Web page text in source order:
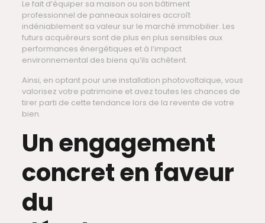
Le fait d’équiper sa maison ou son bâtiment
professionnel de panneaux solaires accroît
indéniablement sa valeur sur le marché immobilier. Les
futurs acquéreurs sont de plus en plus sensibles aux
performances énergétiques et à l’impact
environnemental des biens qu’ils achètent.
Ainsi, en optant pour une installation photovoltaïque, vous
valorisez votre patrimoine et avez toutes les chances de
tirer parti de cette tendance lors de la revente de votre
bien.
Un engagement
concret en faveur
du